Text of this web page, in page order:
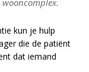
kun je hulp
die de patiënt
dat iemand